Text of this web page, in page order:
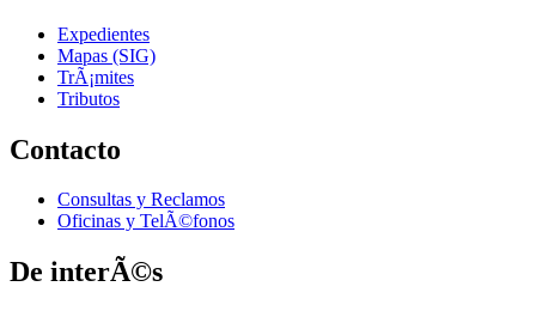
Expedientes
Mapas (SIG)
TrÃ¡mites
Tributos
Contacto
Consultas y Reclamos
Oficinas y TelÃ©fonos
De interÃ©s